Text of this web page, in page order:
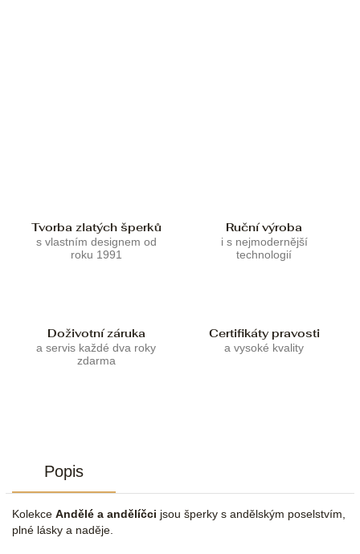
Tvorba zlatých šperků
s vlastním designem od
roku 1991
Ruční výroba
i s nejmodernější
technologií
Doživotní záruka
a servis každé dva roky
zdarma
Certifikáty pravosti
a vysoké kvality
Popis
Kolekce Andělé a andělíčci jsou šperky s andělským poselstvím,
plné lásky a naděje.